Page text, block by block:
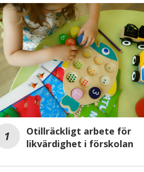
Otillräckligt arbete för
likvärdighet i förskolan